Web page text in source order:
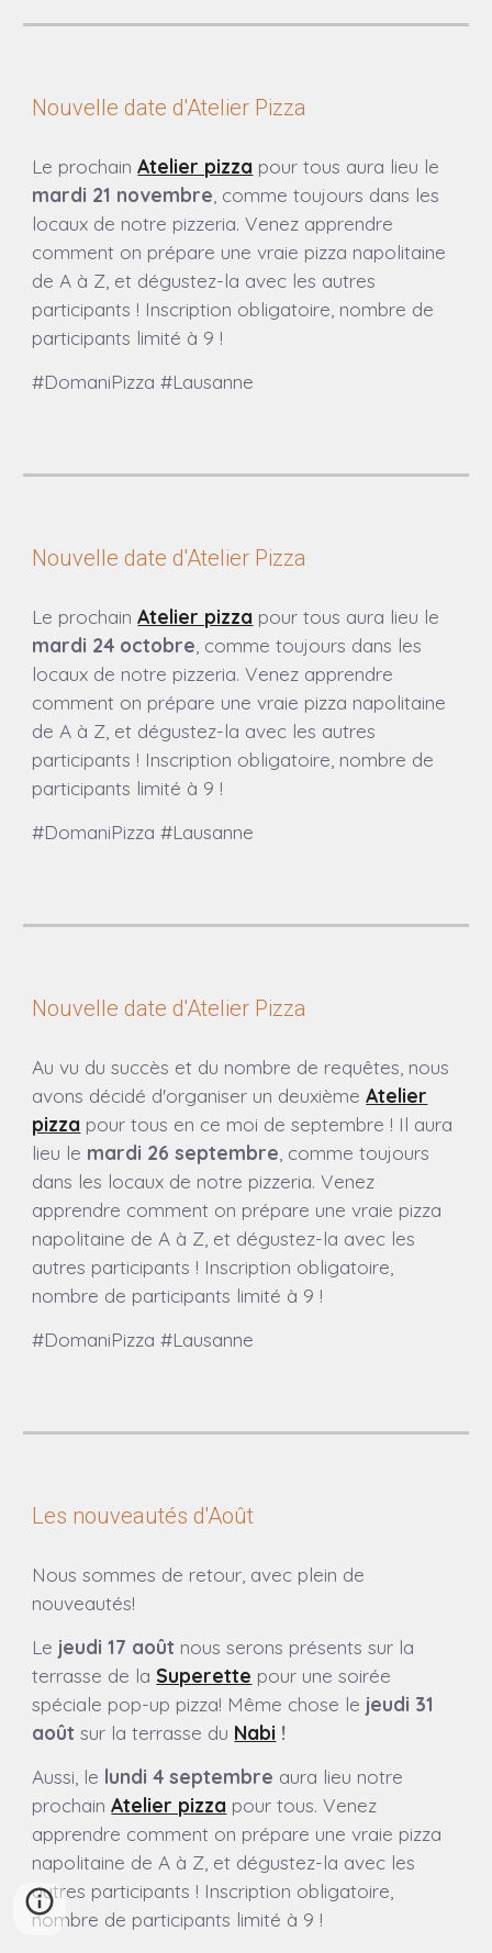
Nouvelle date d'Atelier Pizza
Le prochainAtelier pizza pour tous aura lieu le
mardi 21 novembre , comme toujours dans les
locaux de notre pizzeria. Venez apprendre
comment on prépare une vraie pizza napolitaine
de A à Z, et dégustez-la avec les autres
participants ! Inscription obligatoire, nombre de
participants limité à 9 !
#DomaniPizza #Lausanne
Nouvelle date d'Atelier Pizza
Le prochainAtelier pizza pour tous aura lieu le
mardi 24 octobre , comme toujours dans les
locaux de notre pizzeria. Venez apprendre
comment on prépare une vraie pizza napolitaine
de A à Z, et dégustez-la avec les autres
participants ! Inscription obligatoire, nombre de
participants limité à 9 !
#DomaniPizza #Lausanne
Nouvelle date d'Atelier Pizza
Au vu du succès et du nombre de requêtes, nous
avons décidé d'organiser un deuxièmeAtelier
pizza pour tous en ce moi de septembre ! Il aura
lieu le mardi 26 septembre , comme toujours
dans les locaux de notre pizzeria. Venez
apprendre comment on prépare une vraie pizza
napolitaine de A à Z, et dégustez-la avec les
autres participants ! Inscription obligatoire,
nombre de participants limité à 9 !
#DomaniPizza #Lausanne
Les nouveautés d'Août
Nous sommes de retour, avec plein de
nouveautés!
Le jeudi 17 août nous serons présents sur la
terrasse de la Superette pour une soirée
spéciale pop-up pizza! Même chose le jeudi 31
août sur la terrasse du Nabi !
Aussi, le lundi 4 septembre aura lieu notre
prochainAtelier pizza pour tous. Venez
apprendre comment on prépare une vraie pizza
napolitaine de A à Z, et dégustez-la avec les
autres participants ! Inscription obligatoire,
nombre de participants limité à 9 !